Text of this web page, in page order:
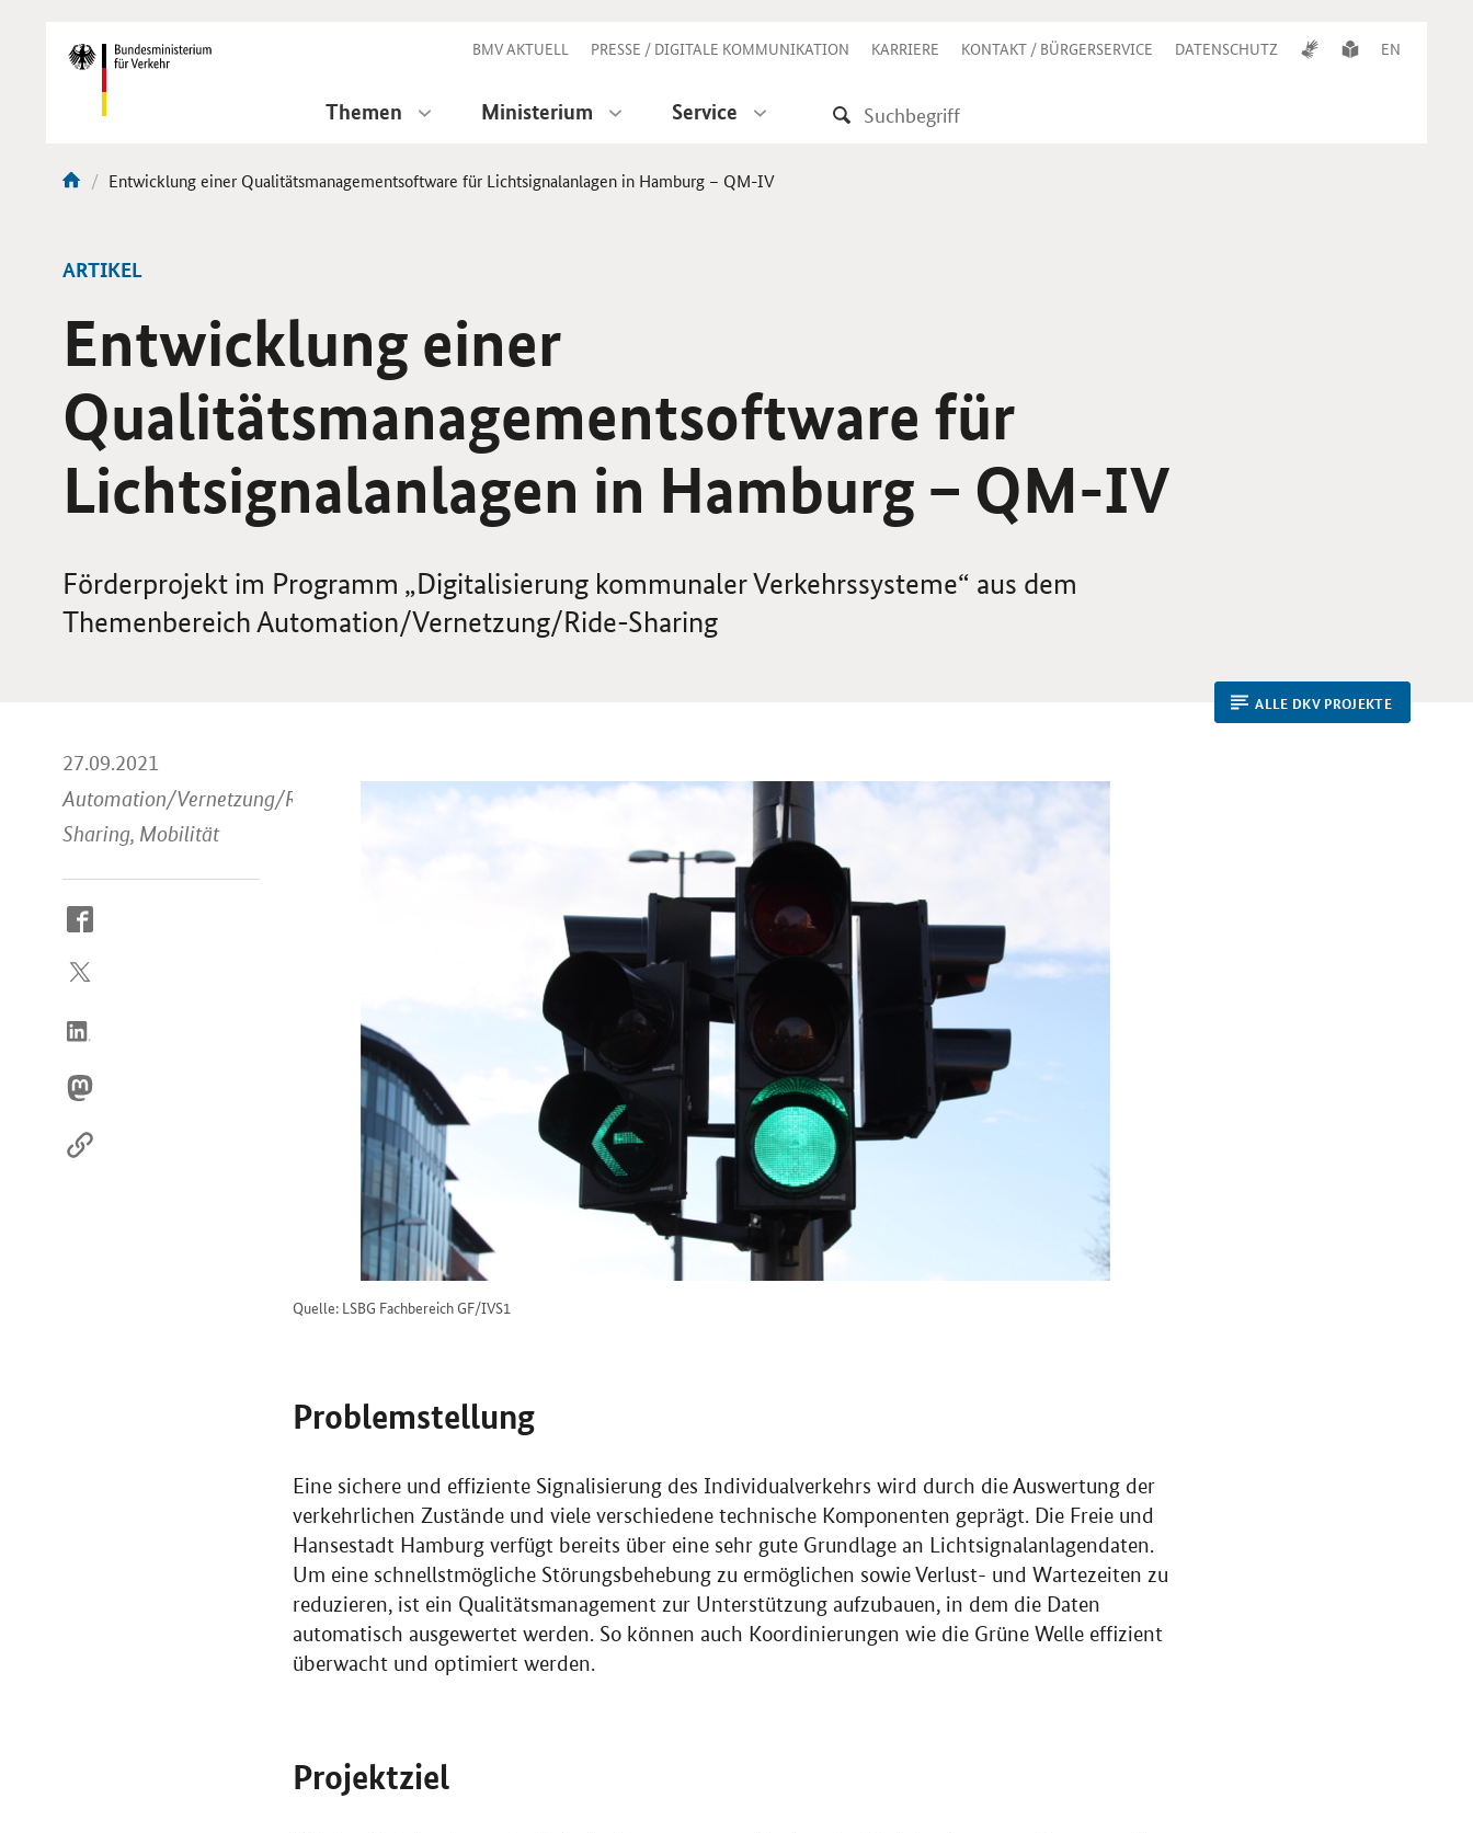
Navigation BMV AKTUELL PRESSE / DIGITALE KOMMUNIKATION KARRIERE KONTAKT / BÜRGERSERVICE DATENSCHUTZ EN
Themen Ministerium Service
Aktuelle
Entwicklung einer Qualitätsmanagementsoftware für Lichtsignalanlagen in Hamburg – QM-IV
ARTIKEL
Entwicklung einer
Qualitätsmanagementsoftware für
Lichtsignalanlagen in Hamburg – QM-IV
Förderprojekt im Programm „Digitalisierung kommunaler Verkehrssysteme“ aus dem
Themenbereich Automation/Vernetzung/Ride-Sharing
ALLE DKV PROJEKTE
27.09.2021
Automation/Vernetzung/Ride-
Sharing, Mobilität
So
Sie
Internet
Quelle: LSBG Fachbereich GF/IVS1
Problemstellung
Eine sichere und effiziente Signalisierung des Individualverkehrs wird durch die Auswertung der
verkehrlichen Zustände und viele verschiedene technische Komponenten geprägt. Die Freie und
Hansestadt Hamburg verfügt bereits über eine sehr gute Grundlage an Lichtsignalanlagendaten.
Um eine schnellstmögliche Störungsbehebung zu ermöglichen sowie Verlust- und Wartezeiten zu
reduzieren, ist ein Qualitätsmanagement zur Unterstützung aufzubauen, in dem die Daten
automatisch ausgewertet werden. So können auch Koordinierungen wie die Grüne Welle effizient
überwacht und optimiert werden.
Projektziel